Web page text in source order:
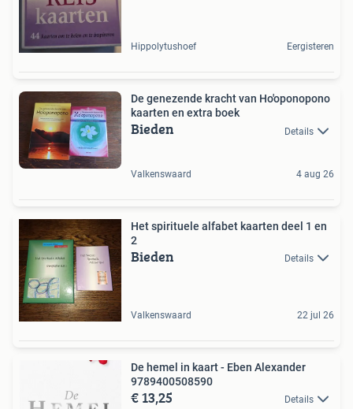
Hippolytushoef Eergisteren
De genezende kracht van Ho'oponopono
kaarten en extra boek
Bieden Details
Valkenswaard 4 aug 26
Het spirituele alfabet kaarten deel 1 en
2
Bieden Details
Valkenswaard 22 jul 26
De hemel in kaart - Eben Alexander
9789400508590
€ 13,25 Details